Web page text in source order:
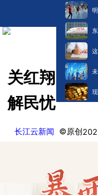
关红翔：暴
解民忧
长江云新闻 ©原创